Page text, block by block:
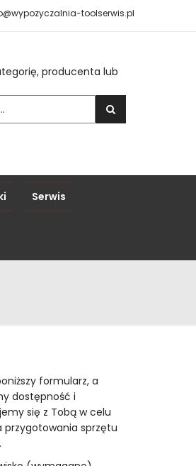
toolserwis.pl
producenta lub
Serwis
formularz, a
dostępność i
się z Tobą w celu
przygotowania sprzętu